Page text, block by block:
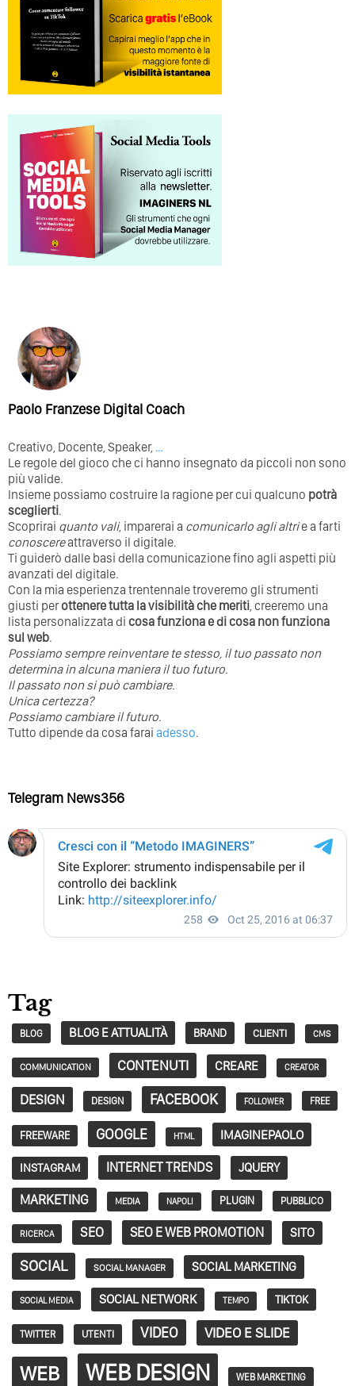
Paolo Franzese Digital Coach
Creativo, Docente, Speaker, …
Le regole del gioco che ci hanno insegnato da piccoli non sono
più valide.
Insieme possiamo costruire la ragione per cui qualcuno potrà
sceglierti.
Scoprirai quanto vali, imparerai a comunicarlo agli altrie a farti
conoscereattraverso il digitale.
Ti guiderò dalle basi della comunicazione fino agli aspetti più
avanzati del digitale.
Con la mia esperienza trentennale troveremo gli strumenti
giusti perottenere tutta la visibilità che meriti, creeremo una
lista personalizzata di cosa funziona e di cosa non funziona
sul web.
Possiamo sempre reinventare te stesso, il tuo passato non
determina in alcuna maniera il tuo futuro. ⁣
⁣Il passato non si può cambiare.
Unica certezza?
Possiamo cambiare il futuro.
Tutto dipende da cosa farai adesso.
Telegram News356
Tag
BLOG BLOG E ATTUALITÀ BRAND CLIENTI CMS
COMMUNICATION CONTENUTI CREARE CREATOR
DESIGN DESIGN FACEBOOK FOLLOWER FREE
FREEWARE GOOGLE HTML IMAGINEPAOLO
INSTAGRAM INTERNET TRENDS JQUERY
MARKETING MEDIA NAPOLI PLUGIN PUBBLICO
RICERCA SEO SEO E WEB PROMOTION SITO
SOCIAL SOCIAL MANAGER SOCIAL MARKETING
SOCIAL MEDIA SOCIAL NETWORK TEMPO TIKTOK
TWITTER UTENTI VIDEO VIDEO E SLIDE
WEB WEB DESIGN WEB MARKETING